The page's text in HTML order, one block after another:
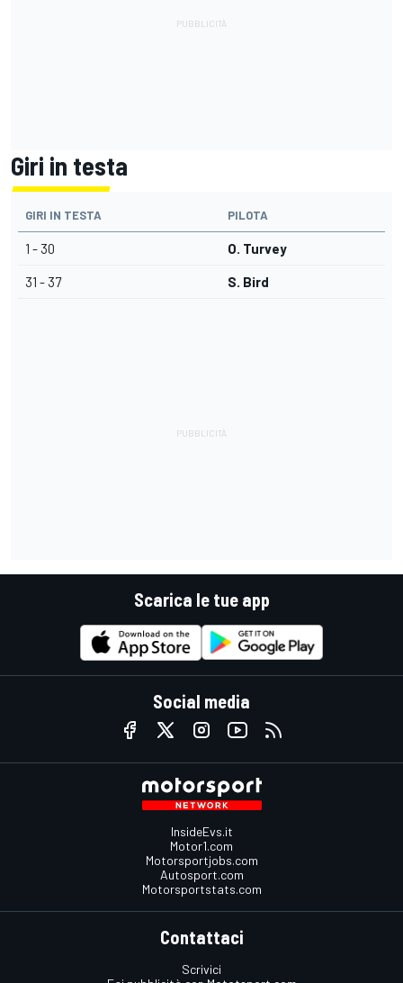
Giri in testa
GIRI IN TESTA PILOTA
1 - 30 O. Turvey
31 - 37 S. Bird
Scarica le tue app
Social media
InsideEvs.it
Motor1.com
Motorsportjobs.com
Autosport.com
Motorsportstats.com
Contattaci
Scrivici